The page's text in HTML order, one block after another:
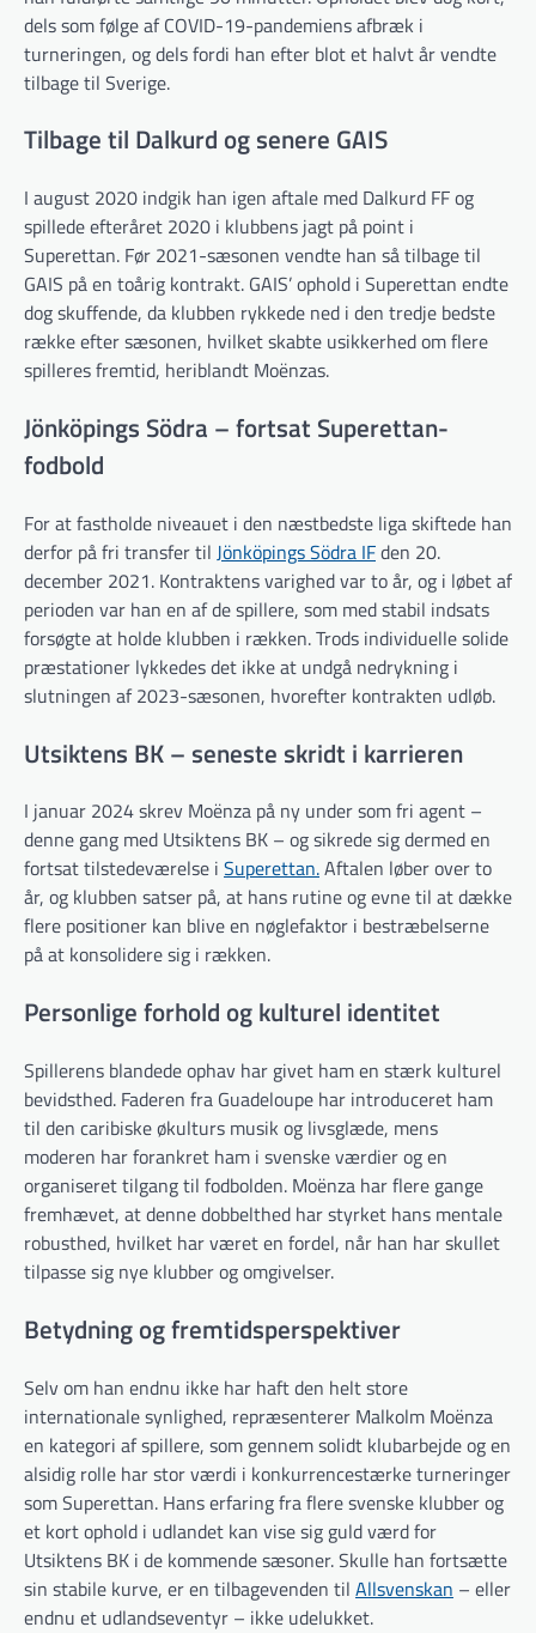
dels som følge af COVID-19-pandemiens afbræk i
turneringen, og dels fordi han efter blot et halvt år vendte
tilbage til Sverige.
Tilbage til Dalkurd og senere GAIS
I august 2020 indgik han igen aftale med Dalkurd FF og
spillede efteråret 2020 i klubbens jagt på point i
Superettan. Før 2021-sæsonen vendte han så tilbage til
GAIS på en toårig kontrakt. GAIS’ ophold i Superettan endte
dog skuffende, da klubben rykkede ned i den tredje bedste
række efter sæsonen, hvilket skabte usikkerhed om flere
spilleres fremtid, heriblandt Moënzas.
Jönköpings Södra – fortsat Superettan-
fodbold
For at fastholde niveauet i den næstbedste liga skiftede han
derfor på fri transfer til Jönköpings Södra IFden 20.
december 2021. Kontraktens varighed var to år, og i løbet af
perioden var han en af de spillere, som med stabil indsats
forsøgte at holde klubben i rækken. Trods individuelle solide
præstationer lykkedes det ikke at undgå nedrykning i
slutningen af 2023-sæsonen, hvorefter kontrakten udløb.
Utsiktens BK – seneste skridt i karrieren
I januar 2024 skrev Moënza på ny under som fri agent –
denne gang med Utsiktens BK – og sikrede sig dermed en
fortsat tilstedeværelse i Superettan.Aftalen løber over to
år, og klubben satser på, at hans rutine og evne til at dække
flere positioner kan blive en nøglefaktor i bestræbelserne
på at konsolidere sig i rækken.
Personlige forhold og kulturel identitet
Spillerens blandede ophav har givet ham en stærk kulturel
bevidsthed. Faderen fra Guadeloupe har introduceret ham
til den caribiske økulturs musik og livsglæde, mens
moderen har forankret ham i svenske værdier og en
organiseret tilgang til fodbolden. Moënza har flere gange
fremhævet, at denne dobbelthed har styrket hans mentale
robusthed, hvilket har været en fordel, når han har skullet
tilpasse sig nye klubber og omgivelser.
Betydning og fremtidsperspektiver
Selv om han endnu ikke har haft den helt store
internationale synlighed, repræsenterer Malkolm Moënza
en kategori af spillere, som gennem solidt klubarbejde og en
alsidig rolle har stor værdi i konkurrencestærke turneringer
som Superettan. Hans erfaring fra flere svenske klubber og
et kort ophold i udlandet kan vise sig guld værd for
Utsiktens BK i de kommende sæsoner. Skulle han fortsætte
sin stabile kurve, er en tilbagevenden til Allsvenskan – eller
endnu et udlandseventyr – ikke udelukket.